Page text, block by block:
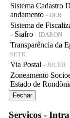
Sistema Cadastro
andamento - DER
Sistema de
- Siafro - IDARON
Transparência da
SETIC
Via Postal - JUCER
Zoneamento
Estado de
Fechar
Serviços -